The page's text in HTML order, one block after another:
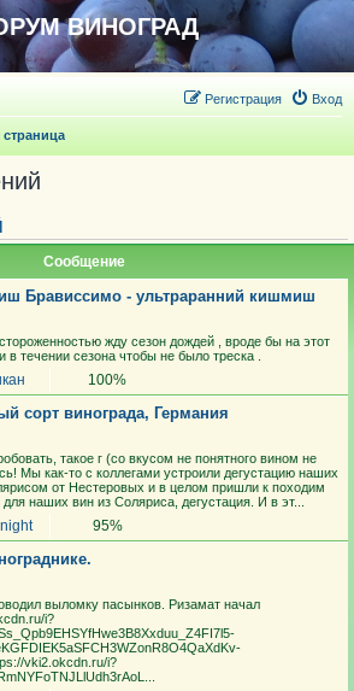
ВИНОГРАД
Вход
Регистрация
страница
Сообщение
Брависсимо - ультраранний кишмиш
жду сезон дождей , вроде бы на этот
течении сезона чтобы не было треска .
100%
сорт винограда, Германия
такое г (со вкусом не понятного вином не
Мы как-то с коллегами устроили дегустацию наших
от Нестеровых и в целом пришли к походим
наших вин из Соляриса, дегустация. И в эт...
95%
выломку пасынков. Ризамат начал
i?
vki2.okcdn.ru/i?